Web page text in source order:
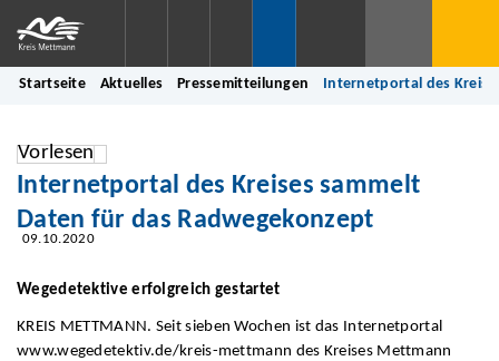
Startseite Aktuelles Pressemitteilungen Internetportal des
Vorlesen
Internetportal des Kreises sammelt
Daten für das Radwegekonzept
09.10.2020
Wegedetektive erfolgreich gestartet
KREIS METTMANN. Seit sieben Wochen ist das Internetportal
www.wegedetektiv.de/kreis-mettmann des Kreises Mettmann